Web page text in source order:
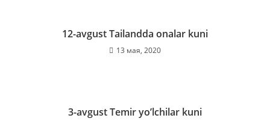
12-avgust Tailandda onalar kuni
13 мая, 2020
3-avgust Temir yo’lchilar kuni